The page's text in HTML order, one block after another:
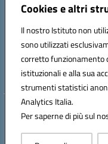
Cookies e altri
Il nostro Istituto non
sono utilizzati
corretto funzionamento
istituzionali e alla sua
strumenti statistici
Analytics Italia.
Per saperne di più sul
Supporto piattaforme DDI
Microsoft Office 365
Hosting &
Concept